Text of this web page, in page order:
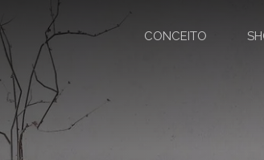
CONCEITO